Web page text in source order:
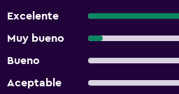
Excelente
Muy bueno
Bueno
Aceptable